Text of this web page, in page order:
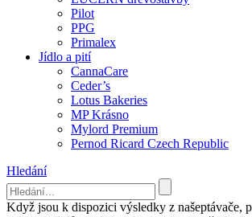
Pilot
PPG
Primalex
Jídlo a pití
CannaCare
Ceder’s
Lotus Bakeries
MP Krásno
Mylord Premium
Pernod Ricard Czech Republic
Hledání
Když jsou k dispozici výsledky z našeptávače,